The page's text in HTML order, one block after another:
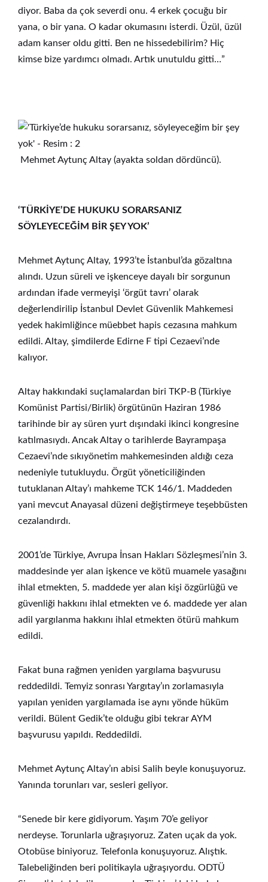
diyor. Baba da çok severdi onu. 4 erkek çocuğu bir
yana, o bir yana. O kadar okumasını isterdi. Üzül, üzül
adam kanser oldu gitti. Ben ne hissedebilirim? Hiç
kimse bize yardımcı olmadı. Artık unutuldu gitti…”
Mehmet Aytunç Altay (ayakta soldan dördüncü).
‘TÜRKİYE’DE HUKUKU SORARSANIZ
SÖYLEYECEĞİM BİR ŞEY YOK’
Mehmet Aytunç Altay, 1993’te İstanbul’da gözaltına
alındı. Uzun süreli ve işkenceye dayalı bir sorgunun
ardından ifade vermeyişi ‘örgüt tavrı’ olarak
değerlendirilip İstanbul Devlet Güvenlik Mahkemesi
yedek hakimliğince müebbet hapis cezasına mahkum
edildi. Altay, şimdilerde Edirne F tipi Cezaevi’nde
kalıyor.
Altay hakkındaki suçlamalardan biri TKP-B (Türkiye
Komünist Partisi/Birlik) örgütünün Haziran 1986
tarihinde bir ay süren yurt dışındaki ikinci kongresine
katılmasıydı. Ancak Altay o tarihlerde Bayrampaşa
Cezaevi’nde sıkıyönetim mahkemesinden aldığı ceza
nedeniyle tutukluydu. Örgüt yöneticiliğinden
tutuklanan Altay’ı mahkeme TCK 146/1. Maddeden
yani mevcut Anayasal düzeni değiştirmeye teşebbüsten
cezalandırdı.
2001’de Türkiye, Avrupa İnsan Hakları Sözleşmesi’nin 3.
maddesinde yer alan işkence ve kötü muamele yasağını
ihlal etmekten, 5. maddede yer alan kişi özgürlüğü ve
güvenliği hakkını ihlal etmekten ve 6. maddede yer alan
adil yargılanma hakkını ihlal etmekten ötürü mahkum
edildi.
Fakat buna rağmen yeniden yargılama başvurusu
reddedildi. Temyiz sonrası Yargıtay’ın zorlamasıyla
yapılan yeniden yargılamada ise aynı yönde hüküm
verildi. Bülent Gedik’te olduğu gibi tekrar AYM
başvurusu yapıldı. Reddedildi.
Mehmet Aytunç Altay’ın abisi Salih beyle konuşuyoruz.
Yanında torunları var, sesleri geliyor.
“Senede bir kere gidiyorum. Yaşım 70’e geliyor
nerdeyse. Torunlarla uğraşıyoruz. Zaten uçak da yok.
Otobüse biniyoruz. Telefonla konuşuyoruz. Alıştık.
Talebeliğinden beri politikayla uğraşıyordu. ODTÜ